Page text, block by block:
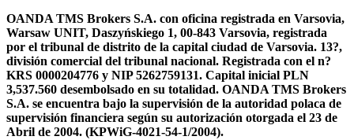
OANDA TMS Brokers S.A. con oficina registrada en Varsovia,
Warsaw UNIT, Daszyńskiego 1, 00-843 Varsovia, registrada
por el tribunal de distrito de la capital ciudad de Varsovia. 13?,
división comercial del tribunal nacional. Registrada con el n?
KRS 0000204776 y NIP 5262759131. Capital inicial PLN
3,537.560 desembolsado en su totalidad. OANDA TMS Brokers
S.A. se encuentra bajo la supervisión de la autoridad polaca de
supervisión financiera según su autorización otorgada el 23 de
Abril de 2004. (KPWiG-4021-54-1/2004).